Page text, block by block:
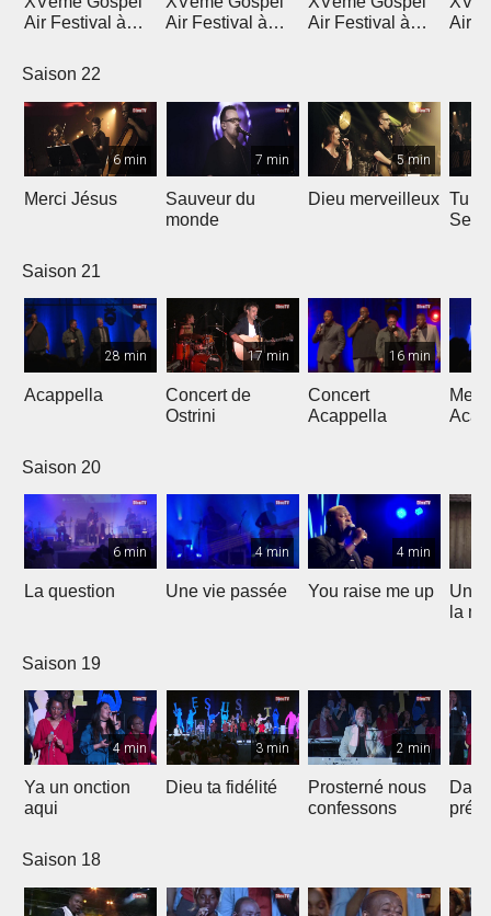
Air Festival à
Air Festival à
Air Festival à
Air
Saison 22
6 min
Merci Jésus
7 min
Sauveur du
monde
5 min
Dieu merveilleux Tu
Saison 21
28 min
Acappella
17 min
Concert de
Ostrini
16 min
Concert
Acappella
Saison 20
6 min
La question
4 min
Une vie passée
4 min
You raise me up
Une
la
Saison 19
4 min
Ya un onction
aqui
3 min
Dieu ta fidélité
2 min
Prosterné nous
confessons
Saison 18